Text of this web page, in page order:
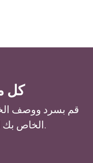
كل
قم بسرد ووصف
الخاص بك أو الخدمة التي تقدمها.